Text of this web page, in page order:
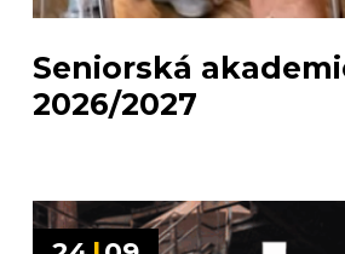
Seniorská
2026/2027